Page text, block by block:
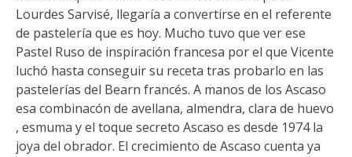
Lourdes Sarvisé, llegaría a convertirse en el referente
de pastelería que es hoy. Mucho tuvo que ver ese
Pastel Ruso de inspiración francesa por el que Vicente
luchó hasta conseguir su receta tras probarlo en las
pastelerías del Bearn francés. A manos de los Ascaso
esa combinacón de avellana, almendra, clara de huevo
, esmuma y el toque secreto Ascaso es desde 1974 la
joya del obrador. El crecimiento de Ascaso cuenta ya